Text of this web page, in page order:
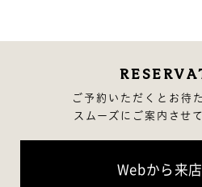
ご予約いただくとお待
スムーズにご案内させ
Webから来